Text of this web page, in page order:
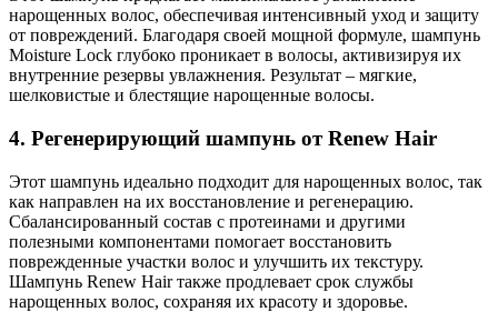
нарощенных волос, обеспечивая интенсивный уход и защиту
от повреждений. Благодаря своей мощной формуле, шампунь
Moisture Lock глубоко проникает в волосы, активизируя их
внутренние резервы увлажнения. Результат – мягкие,
шелковистые и блестящие нарощенные волосы.
4. Регенерирующий шампунь от Renew Hair
Этот шампунь идеально подходит для нарощенных волос, так
как направлен на их восстановление и регенерацию.
Сбалансированный состав с протеинами и другими
полезными компонентами помогает восстановить
поврежденные участки волос и улучшить их текстуру.
Шампунь Renew Hair также продлевает срок службы
нарощенных волос, сохраняя их красоту и здоровье.